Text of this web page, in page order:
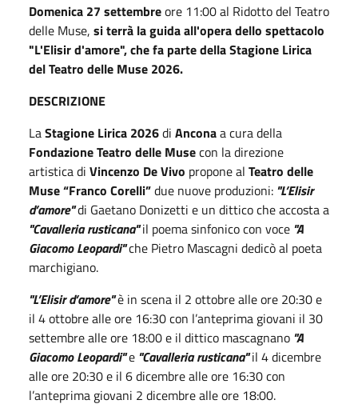
Domenica 27 settembreore 11:00 al Ridotto del Teatro
delle Muse, si terrà la guida all'opera dello spettacolo
"L'Elisir d'amore", che fa parte della Stagione Lirica
del Teatro delle Muse 2026.
DESCRIZIONE
LaStagione Lirica 2026di Anconaa cura della
Fondazione Teatro delle Musecon la direzione
artistica di Vincenzo De Vivo propone al Teatro delle
Muse “Franco Corelli”due nuove produzioni: "L’Elisir
d’amore"di Gaetano Donizetti e un dittico che accosta a
"Cavalleria rusticana"il poema sinfonico con voce "A
Giacomo Leopardi"che Pietro Mascagni dedicò al poeta
marchigiano.
"L’Elisir d’amore"è in scena il 2 ottobre alle ore 20:30 e
il 4 ottobre alle ore 16:30 con l’anteprima giovani il 30
settembre alle ore 18:00 e il dittico mascagnano "A
Giacomo Leopardi"e "Cavalleria rusticana"il 4 dicembre
alle ore 20:30 e il 6 dicembre alle ore 16:30 con
l’anteprima giovani 2 dicembre alle ore 18:00.